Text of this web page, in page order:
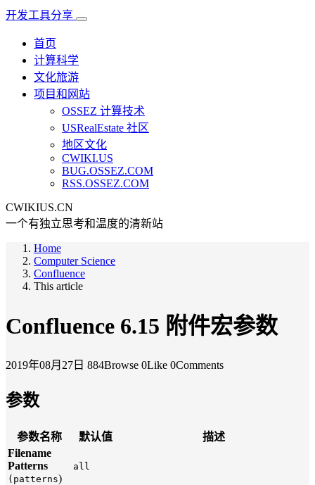
开发工具分享
首页
计算科学
文化旅游
项目和网站
OSSEZ 计算技术
USRealEstate 社区
地区文化
CWIKI.US
BUG.OSSEZ.COM
RSS.OSSEZ.COM
CWIKIUS.CN
一个有独立思考和温度的清新站
Home
Computer Science
Confluence
This article
Confluence 6.15 附件宏参数
2019年08月27日 884Browse 0Like 0Comments
参数
参数名称 默认值
描述
Filename
Patterns
(patterns)
all